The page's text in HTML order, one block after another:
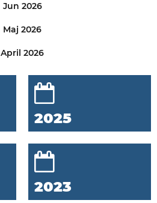
Jun 2026
Maj 2026
April 2026
2025
2023